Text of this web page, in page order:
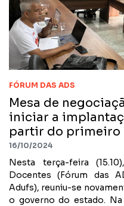
FÓRUM DAS ADS
Mesa de
iniciar a
partir do primeiro
16/10/2024
Nesta terça-feira
Docentes (Fórum das
Adufs), reuniu-se
o governo do estado.